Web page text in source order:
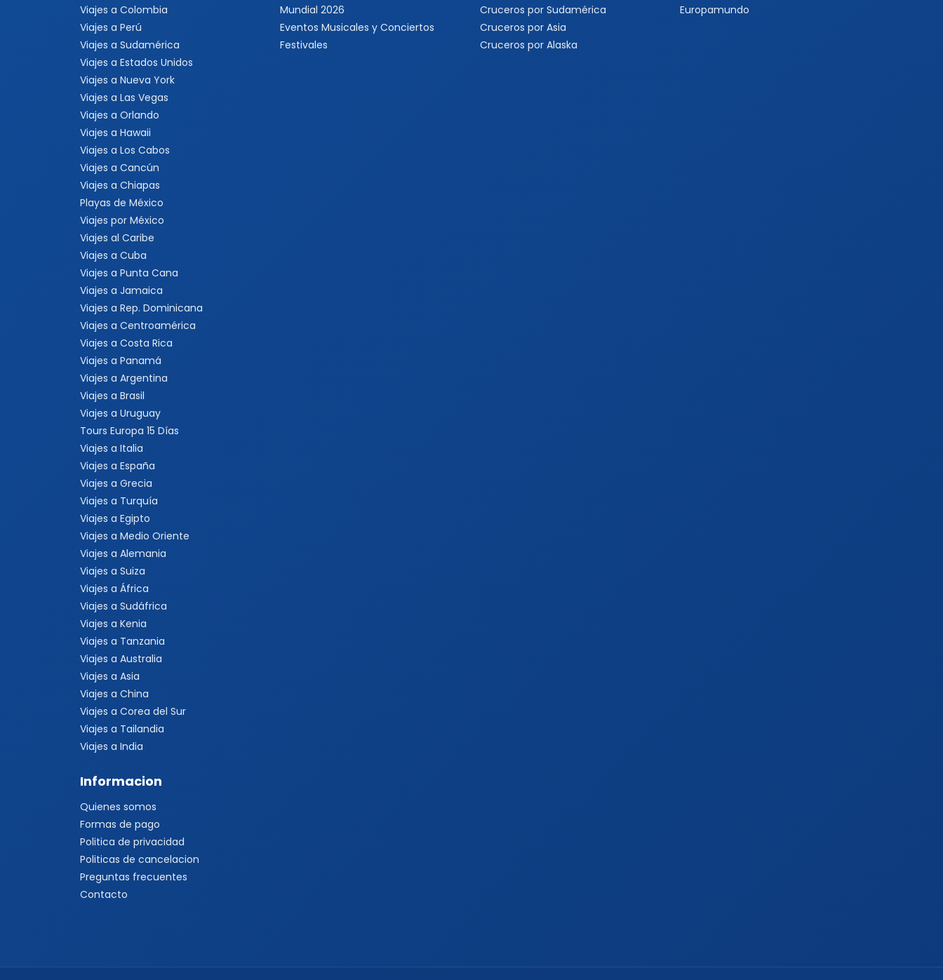
Viajes a Colombia
Viajes a Perú
Viajes a Sudamérica
Viajes a Estados Unidos
Viajes a Nueva York
Viajes a Las Vegas
Viajes a Orlando
Viajes a Hawaii
Viajes a Los Cabos
Viajes a Cancún
Viajes a Chiapas
Playas de México
Viajes por México
Viajes al Caribe
Viajes a Cuba
Viajes a Punta Cana
Viajes a Jamaica
Viajes a Rep. Dominicana
Viajes a Centroamérica
Viajes a Costa Rica
Viajes a Panamá
Viajes a Argentina
Viajes a Brasil
Viajes a Uruguay
Tours Europa 15 Días
Viajes a Italia
Viajes a España
Viajes a Grecia
Viajes a Turquía
Viajes a Egipto
Viajes a Medio Oriente
Viajes a Alemania
Viajes a Suiza
Viajes a África
Viajes a Sudáfrica
Viajes a Kenia
Viajes a Tanzania
Viajes a Australia
Viajes a Asia
Viajes a China
Viajes a Corea del Sur
Viajes a Tailandia
Viajes a India
Mundial 2026
Eventos Musicales y Conciertos
Festivales
Cruceros por Sudamérica
Cruceros por Asia
Cruceros por Alaska
Europamundo
Informacion
Quienes somos
Formas de pago
Politica de privacidad
Politicas de cancelacion
Preguntas frecuentes
Contacto